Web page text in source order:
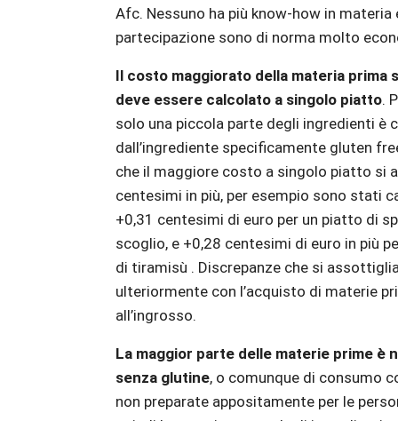
Afc. Nessuno ha più know-how in materia
partecipazione sono di norma molto
Il costo maggiorato della materia prima
deve essere calcolato a singolo piatto.
solo una piccola parte degli ingredienti è
dall’ingrediente specificamente gluten
che il maggiore costo a singolo piatto si
centesimi in più, per esempio sono stati
+0,31 centesimi di euro per un piatto di
scoglio, e +0,28 centesimi di euro in più
di tiramisù . Discrepanze che si
ulteriormente con l’acquisto di materie
all’ingrosso.
La maggior parte delle materie prime è
senza glutine, o comunque di consumo
non preparate appositamente per le